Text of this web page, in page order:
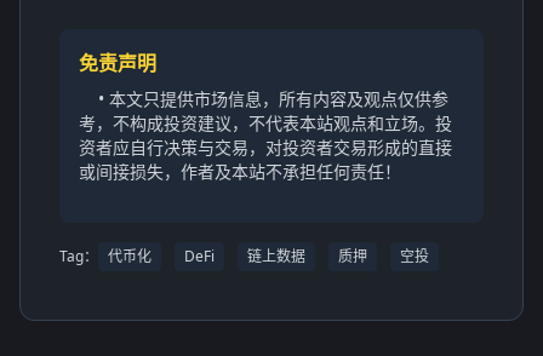
免责声明
• 本文只提供市场信息，所有内容及观点仅供参
考，不构成投资建议，不代表本站观点和立场。投
资者应自行决策与交易，对投资者交易形成的直接
或间接损失，作者及本站不承担任何责任！
Tag： 代币化 DeFi 链上数据 质押 空投